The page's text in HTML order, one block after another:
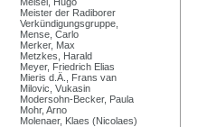
Meister der Radiborer
Verkündigungsgruppe,
Mense, Carlo
Merker, Max
Metzkes, Harald
Meyer, Friedrich Elias
Mieris d.Ä., Frans van
Milovic, Vukasin
Modersohn-Becker, Paula
Mohr, Arno
Molenaer, Klaes (Nicolaes)